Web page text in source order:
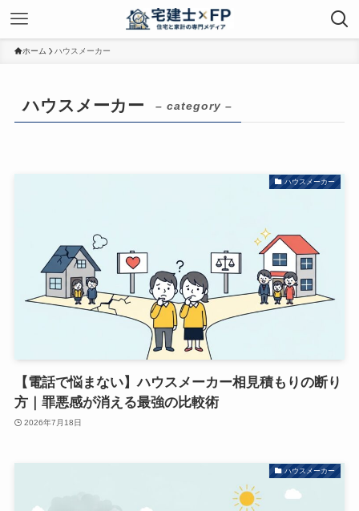
ホーム ハウスメーカー
ハウスメーカー – category –
ハウスメーカー
【電話で悩まない】ハウスメーカー相見積もりの断り
方｜罪悪感が消える最強の比較術
2026年7月18日
ハウスメーカー